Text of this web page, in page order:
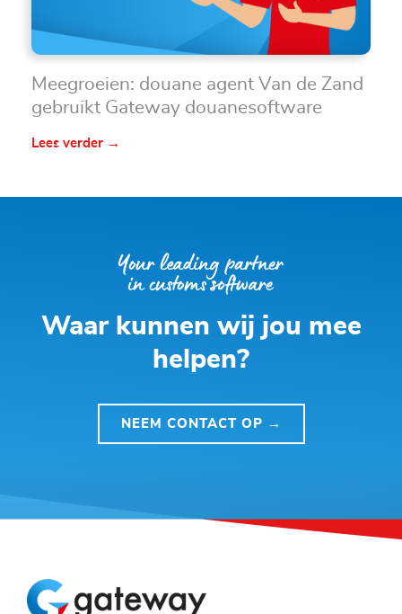
Meegroeien: douane agent Van de Zand
gebruikt Gateway douanesoftware
Lees verder →
Waar kunnen wij jou mee
helpen?
NEEM CONTACT OP →